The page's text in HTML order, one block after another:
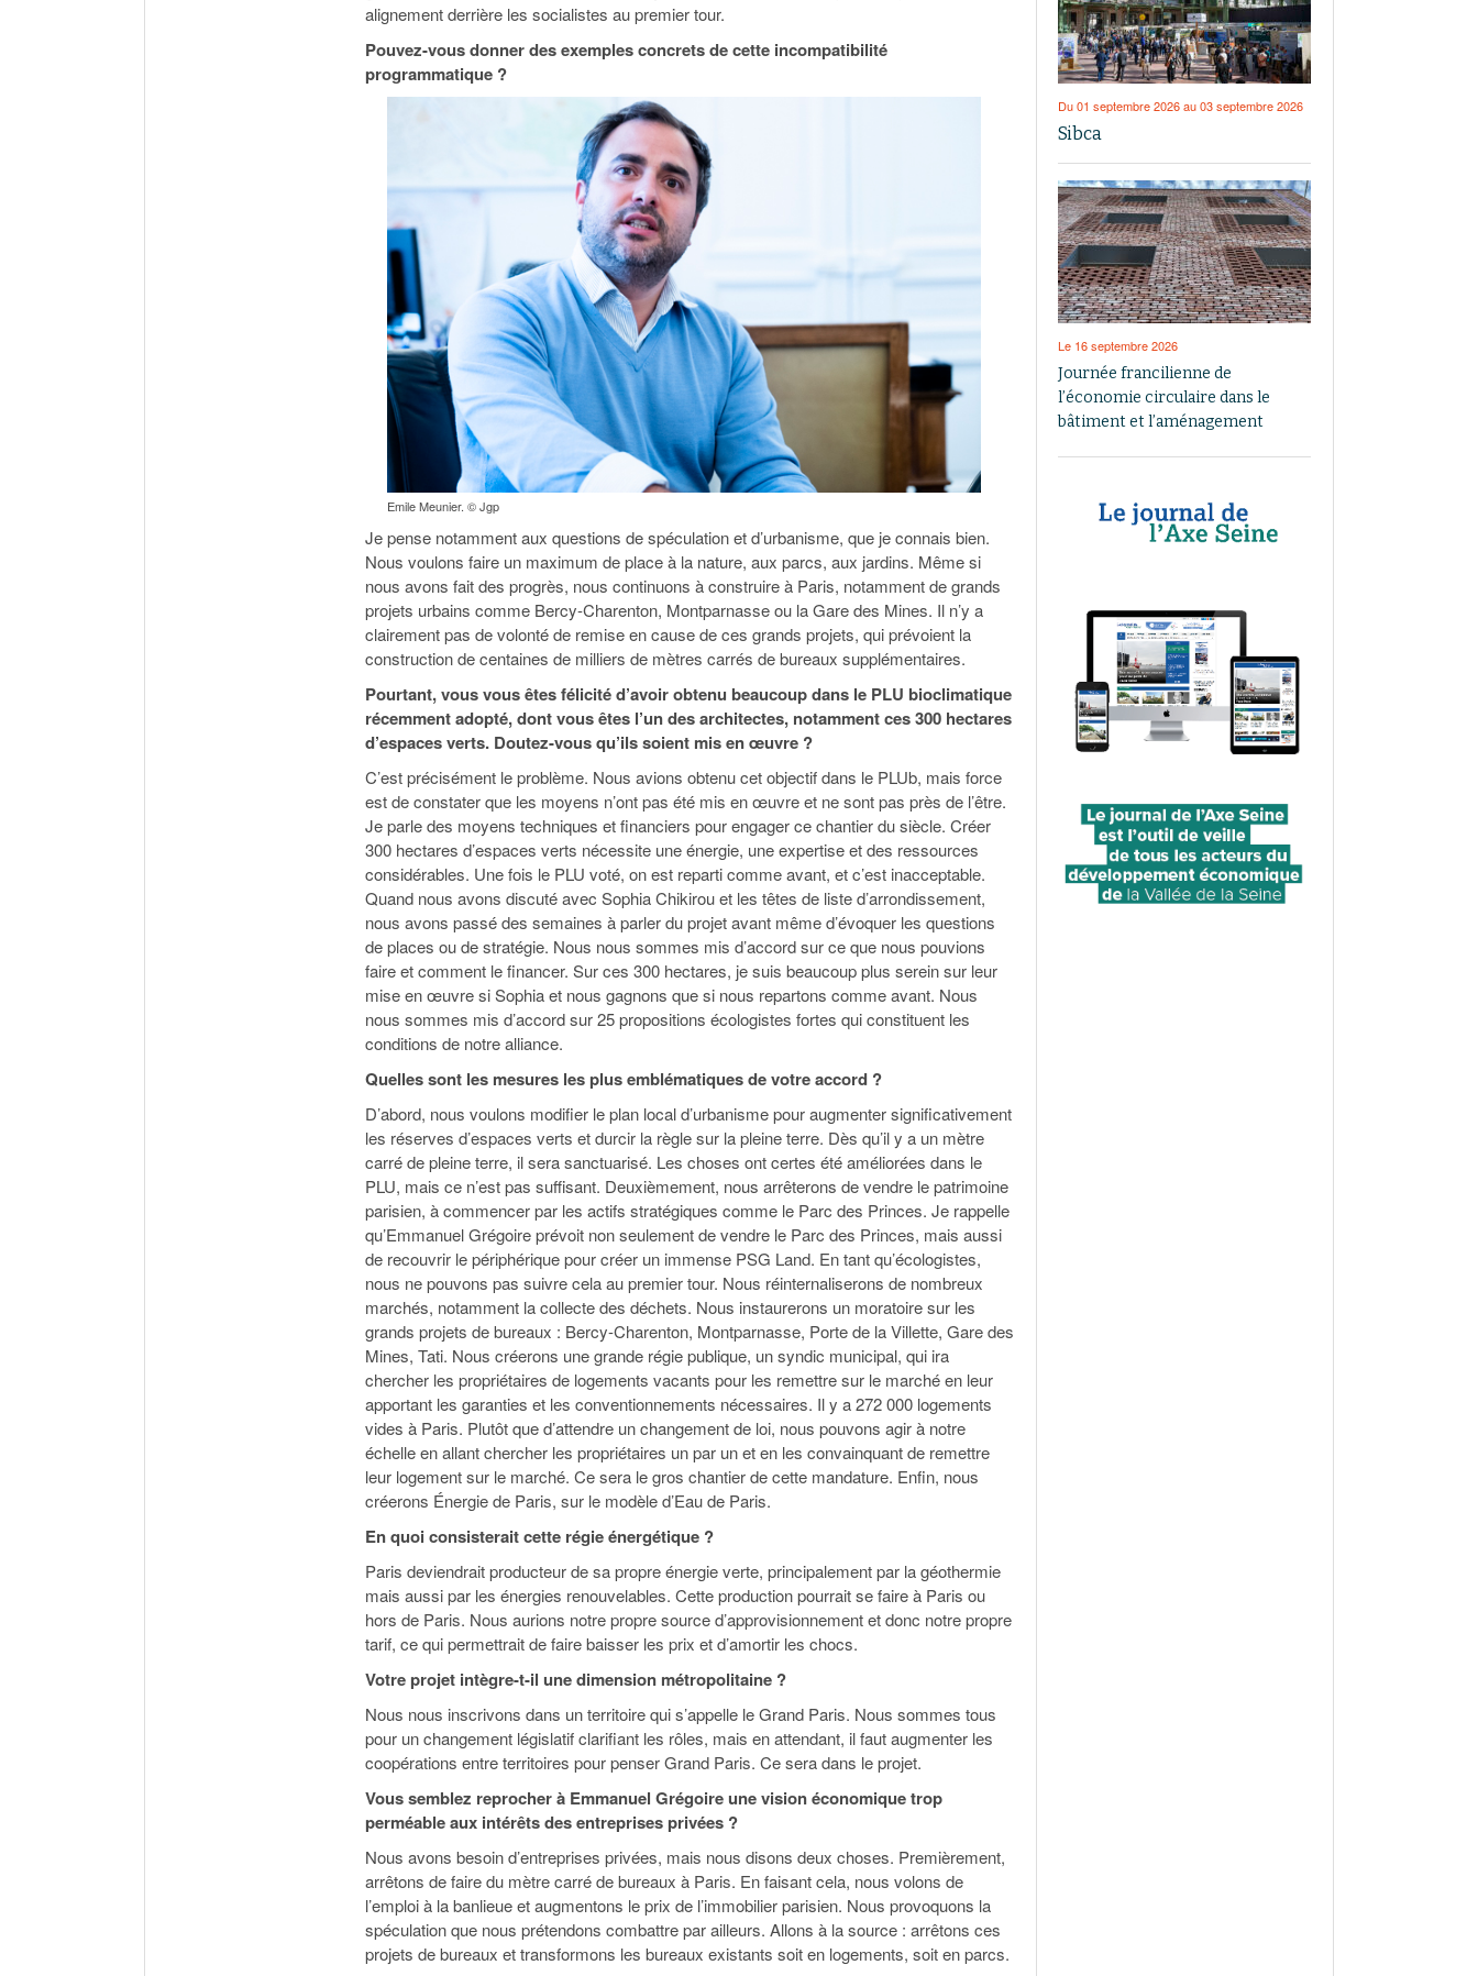
alignement derrière les socialistes au premier tour.
Pouvez-vous donner des exemples concrets de cette incompatibilité
programmatique ?
Emile Meunier. © Jgp
Je pense notamment aux questions de spéculation et d’urbanisme, que je connais bien.
Nous voulons faire un maximum de place à la nature, aux parcs, aux jardins. Même si
nous avons fait des progrès, nous continuons à construire à Paris, notamment de grands
projets urbains comme Bercy-Charenton, Montparnasse ou la Gare des Mines. Il n’y a
clairement pas de volonté de remise en cause de ces grands projets, qui prévoient la
construction de centaines de milliers de mètres carrés de bureaux supplémentaires.
Pourtant, vous vous êtes félicité d’avoir obtenu beaucoup dans le PLU bioclimatique
récemment adopté, dont vous êtes l’un des architectes, notamment ces 300 hectares
d’espaces verts. Doutez-vous qu’ils soient mis en œuvre ?
C’est précisément le problème. Nous avions obtenu cet objectif dans le PLUb, mais force
est de constater que les moyens n’ont pas été mis en œuvre et ne sont pas près de l’être.
Je parle des moyens techniques et financiers pour engager ce chantier du siècle. Créer
300 hectares d’espaces verts nécessite une énergie, une expertise et des ressources
considérables. Une fois le PLU voté, on est reparti comme avant, et c’est inacceptable.
Quand nous avons discuté avec Sophia Chikirou et les têtes de liste d’arrondissement,
nous avons passé des semaines à parler du projet avant même d’évoquer les questions
de places ou de stratégie. Nous nous sommes mis d’accord sur ce que nous pouvions
faire et comment le financer. Sur ces 300 hectares, je suis beaucoup plus serein sur leur
mise en œuvre si Sophia et nous gagnons que si nous repartons comme avant. Nous
nous sommes mis d’accord sur 25 propositions écologistes fortes qui constituent les
conditions de notre alliance.
Quelles sont les mesures les plus emblématiques de votre accord ?
D’abord, nous voulons modifier le plan local d’urbanisme pour augmenter significativement
les réserves d’espaces verts et durcir la règle sur la pleine terre. Dès qu’il y a un mètre
carré de pleine terre, il sera sanctuarisé. Les choses ont certes été améliorées dans le
PLU, mais ce n’est pas suffisant. Deuxièmement, nous arrêterons de vendre le patrimoine
parisien, à commencer par les actifs stratégiques comme le Parc des Princes. Je rappelle
qu’Emmanuel Grégoire prévoit non seulement de vendre le Parc des Princes, mais aussi
de recouvrir le périphérique pour créer un immense PSG Land. En tant qu’écologistes,
nous ne pouvons pas suivre cela au premier tour. Nous réinternaliserons de nombreux
marchés, notamment la collecte des déchets. Nous instaurerons un moratoire sur les
grands projets de bureaux : Bercy-Charenton, Montparnasse, Porte de la Villette, Gare des
Mines, Tati. Nous créerons une grande régie publique, un syndic municipal, qui ira
chercher les propriétaires de logements vacants pour les remettre sur le marché en leur
apportant les garanties et les conventionnements nécessaires. Il y a 272 000 logements
vides à Paris. Plutôt que d’attendre un changement de loi, nous pouvons agir à notre
échelle en allant chercher les propriétaires un par un et en les convainquant de remettre
leur logement sur le marché. Ce sera le gros chantier de cette mandature. Enfin, nous
créerons Énergie de Paris, sur le modèle d’Eau de Paris.
En quoi consisterait cette régie énergétique ?
Paris deviendrait producteur de sa propre énergie verte, principalement par la géothermie
mais aussi par les énergies renouvelables. Cette production pourrait se faire à Paris ou
hors de Paris. Nous aurions notre propre source d’approvisionnement et donc notre propre
tarif, ce qui permettrait de faire baisser les prix et d’amortir les chocs.
Votre projet intègre-t-il une dimension métropolitaine ?
Nous nous inscrivons dans un territoire qui s’appelle le Grand Paris. Nous sommes tous
pour un changement législatif clarifiant les rôles, mais en attendant, il faut augmenter les
coopérations entre territoires pour penser Grand Paris. Ce sera dans le projet.
Vous semblez reprocher à Emmanuel Grégoire une vision économique trop
perméable aux intérêts des entreprises privées ?
Nous avons besoin d’entreprises privées, mais nous disons deux choses. Premièrement,
arrêtons de faire du mètre carré de bureaux à Paris. En faisant cela, nous volons de
l’emploi à la banlieue et augmentons le prix de l’immobilier parisien. Nous provoquons la
spéculation que nous prétendons combattre par ailleurs. Allons à la source : arrêtons ces
projets de bureaux et transformons les bureaux existants soit en logements, soit en parcs.
Du 01 septembre 2026 au 03 septembre 2026
Sibca
Le 16 septembre 2026
Journée francilienne de
l’économie circulaire dans le
bâtiment et l’aménagement